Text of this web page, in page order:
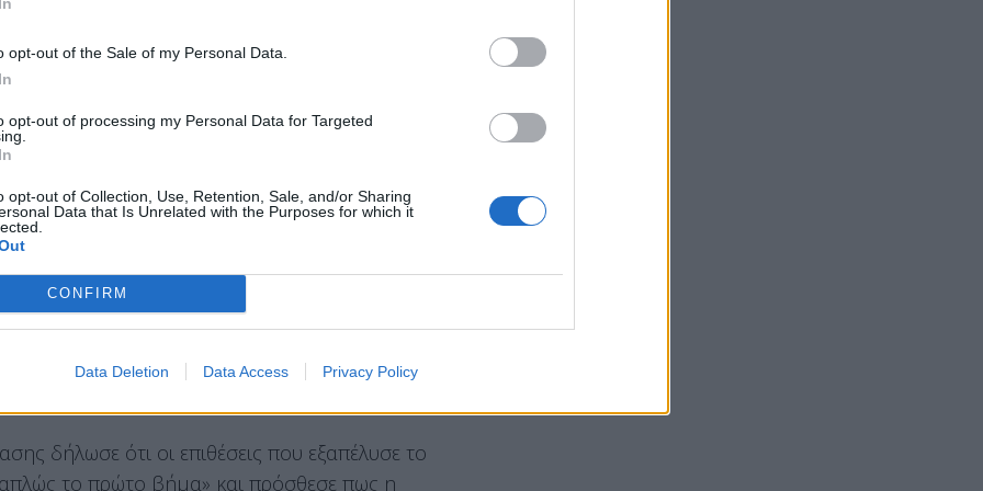
opt-out of the Sale of my Personal Data.
opt-out of processing my Personal Data for Targeted
opt-out of Collection, Use, Retention, Sale, and/or Sharing
Data that Is Unrelated with the Purposes for which it
CONFIRM
Data Deletion Data Access Privacy Policy
δυνάμεις «θα λάβουν όλα τα απαραίτητα
το προσωπικό, τους εταίρους και
ότι εκτοξεύθηκαν τουλάχιστον 35
της Επανάστασης με στόχο δύο βάσεις, στην
Κουρδιστάν).
πως εκτοξεύθηκαν 15 πύραυλοι, εκ
αξιωματούχο του αμερικανικού
απλώς το πρώτο βήμα»
δήλωσε ότι οι επιθέσεις που εξαπέλυσε το
το πρώτο βήμα» και πρόσθεσε πως η